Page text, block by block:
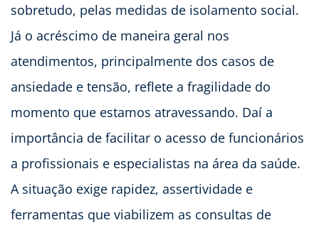
sobretudo, pelas medidas de isolamento social.
Já o acréscimo de maneira geral nos
atendimentos, principalmente dos casos de
ansiedade e tensão, reflete a fragilidade do
momento que estamos atravessando. Daí a
importância de facilitar o acesso de funcionários
a profissionais e especialistas na área da saúde.
A situação exige rapidez, assertividade e
ferramentas que viabilizem as consultas de